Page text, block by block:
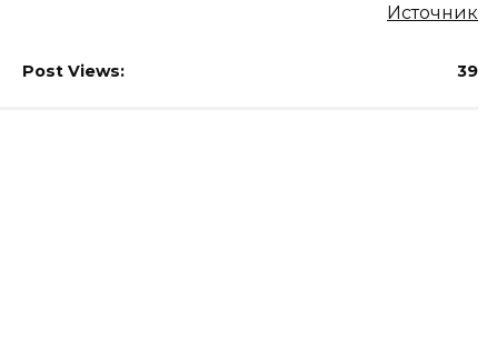
Источник
Post Views: 39